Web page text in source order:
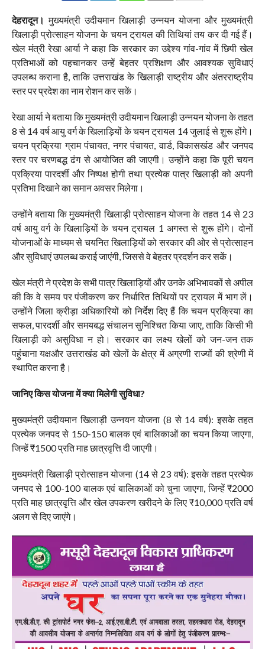
देहरादून। मुख्यमंत्री उदीयमान खिलाड़ी उन्नयन योजना और मुख्यमंत्री
खिलाड़ी प्रोत्साहन योजना के चयन ट्रायल की तिथियां तय कर दी गई हैं।
खेल मंत्री रेखा आर्या ने कहा कि सरकार का उद्देश्य गांव-गांव में छिपी खेल
प्रतिभाओं को पहचानकर उन्हें बेहतर प्रशिक्षण और आवश्यक सुविधाएं
उपलब्ध कराना है, ताकि उत्तराखंड के खिलाड़ी राष्ट्रीय और अंतरराष्ट्रीय
स्तर पर प्रदेश का नाम रोशन कर सकें।
रेखा आर्या ने बताया कि मुख्यमंत्री उदीयमान खिलाड़ी उन्नयन योजना के तहत
8 से 14 वर्ष आयु वर्ग के खिलाड़ियों के चयन ट्रायल 14 जुलाई से शुरू होंगे।
चयन प्रक्रिया ग्राम पंचायत, नगर पंचायत, वार्ड, विकासखंड और जनपद
स्तर पर चरणबद्ध ढंग से आयोजित की जाएगी। उन्होंने कहा कि पूरी चयन
प्रक्रिया पारदर्शी और निष्पक्ष होगी तथा प्रत्येक पात्र खिलाड़ी को अपनी
प्रतिभा दिखाने का समान अवसर मिलेगा।
उन्होंने बताया कि मुख्यमंत्री खिलाड़ी प्रोत्साहन योजना के तहत 14 से 23
वर्ष आयु वर्ग के खिलाड़ियों के चयन ट्रायल 1 अगस्त से शुरू होंगे। दोनों
योजनाओं के माध्यम से चयनित खिलाड़ियों को सरकार की ओर से प्रोत्साहन
और सुविधाएं उपलब्ध कराई जाएंगी, जिससे वे बेहतर प्रदर्शन कर सकें।
खेल मंत्री ने प्रदेश के सभी पात्र खिलाड़ियों और उनके अभिभावकों से अपील
की कि वे समय पर पंजीकरण कर निर्धारित तिथियों पर ट्रायल में भाग लें।
उन्होंने जिला क्रीड़ा अधिकारियों को निर्देश दिए हैं कि चयन प्रक्रिया का
सफल, पारदर्शी और समयबद्ध संचालन सुनिश्चित किया जाए, ताकि किसी भी
खिलाड़ी को असुविधा न हो। सरकार का लक्ष्य खेलों को जन-जन तक
पहुंचाना यक्षऔर उत्तराखंड को खेलों के क्षेत्र में अग्रणी राज्यों की श्रेणी में
स्थापित करना है।
जानिए किस योजना में क्या मिलेगी सुविधा?
मुख्यमंत्री उदीयमान खिलाड़ी उन्नयन योजना (8 से 14 वर्ष): इसके तहत
प्रत्येक जनपद से 150-150 बालक एवं बालिकाओं का चयन किया जाएगा,
जिन्हें ₹1500 प्रति माह छात्रवृत्ति दी जाएगी।
मुख्यमंत्री खिलाड़ी प्रोत्साहन योजना (14 से 23 वर्ष): इसके तहत प्रत्येक
जनपद से 100-100 बालक एवं बालिकाओं को चुना जाएगा, जिन्हें ₹2000
प्रति माह छात्रवृत्ति और खेल उपकरण खरीदने के लिए ₹10,000 प्रति वर्ष
अलग से दिए जाएंगे।